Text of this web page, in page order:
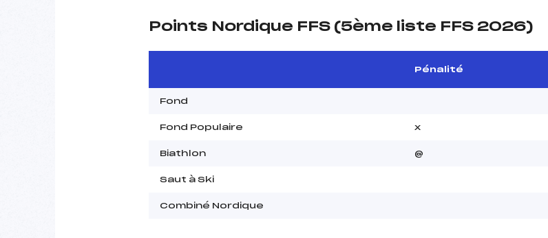
Points Nordique FFS (5ème liste FFS 2026)
Pénalité
Fond
Fond Populaire x
Biathlon @
Saut à Ski
Combiné Nordique